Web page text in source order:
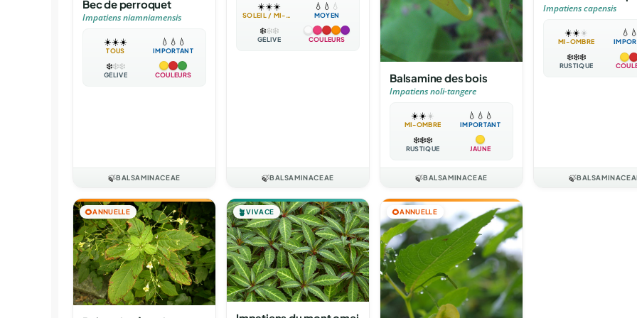
Bec de perroquet
Impatiens niamniamensis
☀️☀️☀️
TOUS
💧 💧 💧
IMPORTANT
❄️❄️❄️
GÉLIVE COULEURS
🍃BALSAMINACEAE
☀️☀️☀️
SOLEIL / MI-OMBRE
💧 💧 💧
MOYEN
❄️❄️❄️
GÉLIVE COULEURS
🍃BALSAMINACEAE
Balsamine des bois
Impatiens noli-tangere
☀️☀️☀️
MI-OMBRE
💧 💧 💧
IMPORTANT
❄️❄️❄️
RUSTIQUE JAUNE
🍃BALSAMINACEAE
Impatiens capensis
☀️☀️☀️
MI-OMBRE
💧 💧
❄️❄️❄️
RUSTIQUE
🍃
🌻ANNUELLE 🪴VIVACE 🌻ANNUELLE